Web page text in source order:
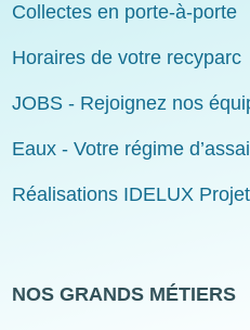
Collectes en porte-à-porte
Horaires de votre recyparc
JOBS - Rejoignez nos
Eaux - Votre régime
Réalisations IDELUX
NOS GRANDS MÉTIERS